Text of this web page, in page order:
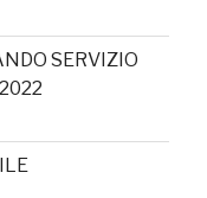
SERVIZIO